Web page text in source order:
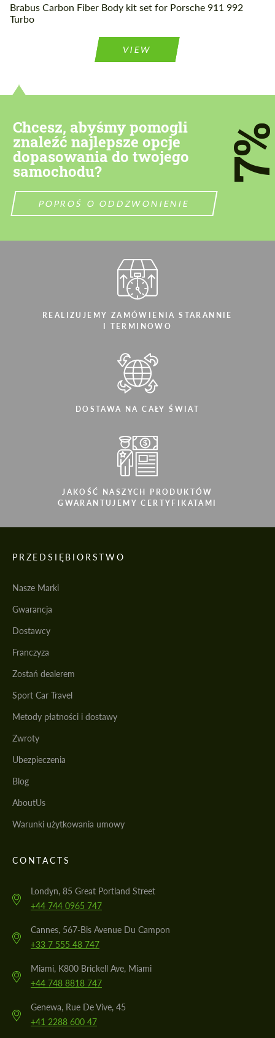
Brabus Carbon Fiber Body kit set for Porsche 911 992
Turbo
VIEW
Chcesz, abyśmy pomogli
znaleźć najlepsze opcje
dopasowania do twojego
samochodu?
POPROŚ O ODDZWONIENIE
REALIZUJEMY ZAMÓWIENIA STARANNIE
I TERMINOWO
DOSTAWA NA CAŁY ŚWIAT
JAKOŚĆ NASZYCH PRODUKTÓW
GWARANTUJEMY CERTYFIKATAMI
PRZEDSIĘBIORSTWO
Nasze Marki
Gwarancja
Dostawcy
Franczyza
Zostań dealerem
Sport Car Travel
Metody płatności i dostawy
Zwroty
Ubezpieczenia
Blog
AboutUs
Warunki użytkowania umowy
CONTACTS
Londyn, 85 Great Portland Street
+44 744 0965 747
Cannes, 567-Bis Avenue Du Campon
+33 7 555 48 747
Miami, K800 Brickell Ave, Miami
+44 748 8818 747
Genewa, Rue De Vive, 45
+41 2288 600 47